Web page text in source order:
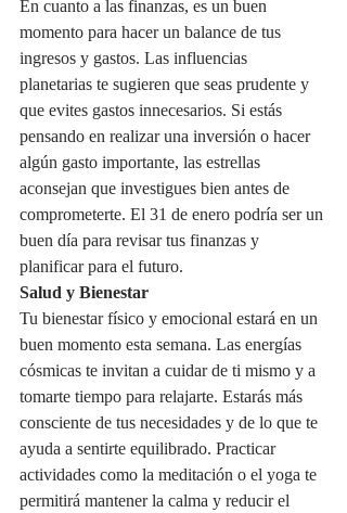
En cuanto a las finanzas, es un buen
momento para hacer un balance de tus
ingresos y gastos. Las influencias
planetarias te sugieren que seas prudente y
que evites gastos innecesarios. Si estás
pensando en realizar una inversión o hacer
algún gasto importante, las estrellas
aconsejan que investigues bien antes de
comprometerte. El 31 de enero podría ser un
buen día para revisar tus finanzas y
planificar para el futuro.
Salud y Bienestar
Tu bienestar físico y emocional estará en un
buen momento esta semana. Las energías
cósmicas te invitan a cuidar de ti mismo y a
tomarte tiempo para relajarte. Estarás más
consciente de tus necesidades y de lo que te
ayuda a sentirte equilibrado. Practicar
actividades como la meditación o el yoga te
permitirá mantener la calma y reducir el